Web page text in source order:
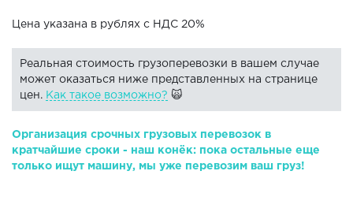
Цена указана в рублях с НДС 20%
Реальная стоимость грузоперевозки в вашем случае
может оказаться ниже представленных на странице
цен. Как такое возможно? 🙀
Организация срочных грузовых перевозок в
кратчайшие сроки - наш конёк: пока остальные еще
только ищут машину, мы уже перевозим ваш груз!